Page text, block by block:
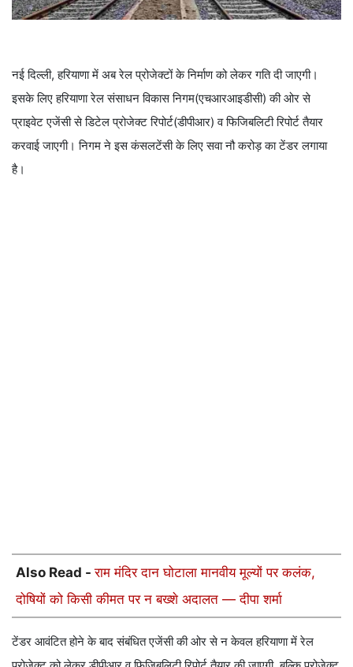
नई दिल्ली, हरियाणा में अब रेल प्रोजेक्टों के निर्माण को लेकर गति दी जाएगी।
इसके लिए हरियाणा रेल संसाधन विकास निगम(एचआरआइडीसी) की ओर से
प्राइवेट एजेंसी से डिटेल प्रोजेक्ट रिपोर्ट(डीपीआर) व फिजिबलिटी रिपोर्ट तैयार
करवाई जाएगी। निगम ने इस कंसलटेंसी के लिए सवा नौ करोड़ का टेंडर लगाया
है।
Also Read -राम मंदिर दान घोटाला मानवीय मूल्यों पर कलंक,
दोषियों को किसी कीमत पर न बख्शे अदालत — दीपा शर्मा
टेंडर आवंटित होने के बाद संबंधित एजेंसी की ओर से न केवल हरियाणा में रेल